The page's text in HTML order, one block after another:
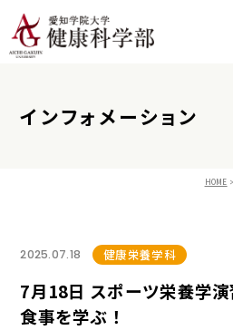
インフォメーション
HOME
2025.07.18 健康栄養学科
7月18日 スポーツ栄養学
食事を学ぶ！